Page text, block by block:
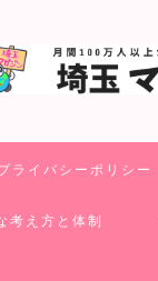
ライバシーポリシー
考え方と体制